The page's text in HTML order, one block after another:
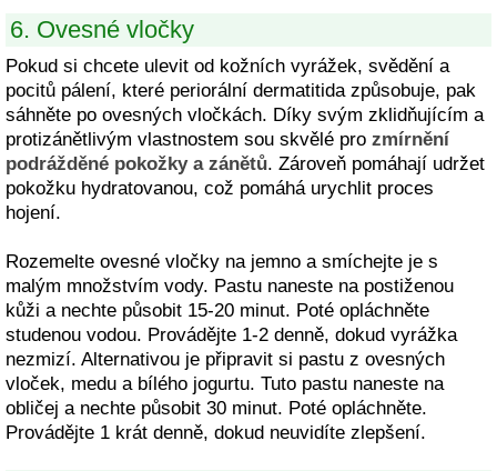
6. Ovesné vločky
Pokud si chcete ulevit od kožních vyrážek, svědění a
pocitů pálení, které periorální dermatitida způsobuje, pak
sáhněte po ovesných vločkách. Díky svým zklidňujícím a
protizánětlivým vlastnostem sou skvělé pro zmírnění
podrážděné pokožky a zánětů. Zároveň pomáhají udržet
pokožku hydratovanou, což pomáhá urychlit proces
hojení.
Rozemelte ovesné vločky na jemno a smíchejte je s
malým množstvím vody. Pastu naneste na postiženou
kůži a nechte působit 15-20 minut. Poté opláchněte
studenou vodou. Provádějte 1-2 denně, dokud vyrážka
nezmizí. Alternativou je připravit si pastu z ovesných
vloček, medu a bílého jogurtu. Tuto pastu naneste na
obličej a nechte působit 30 minut. Poté opláchněte.
Provádějte 1 krát denně, dokud neuvidíte zlepšení.